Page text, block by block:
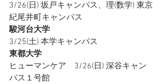
3/26(日) 坂戸キャンパス、理(数学) 東京
紀尾井町キャンパス
駿河台大学
3/25(土) 本学キャンパス
東都大学
ヒューマンケア    3/26(日) 深谷キャン
パス１号館